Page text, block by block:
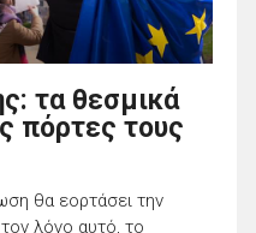
τα θεσμικά
πόρτες τους
θα εορτάσει την
λόγο αυτό, το